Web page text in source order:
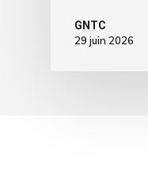
GNTC
29 juin 2026